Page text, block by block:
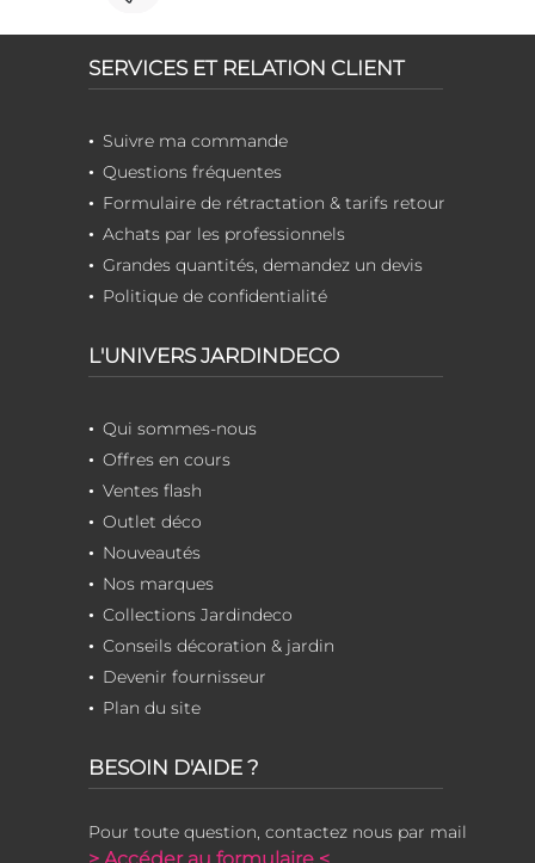
SERVICES ET RELATION CLIENT
Suivre ma commande
Questions fréquentes
Formulaire de rétractation & tarifs retour
Achats par les professionnels
Grandes quantités, demandez un devis
Politique de confidentialité
L'UNIVERS JARDINDECO
Qui sommes-nous
Offres en cours
Ventes flash
Outlet déco
Nouveautés
Nos marques
Collections Jardindeco
Conseils décoration & jardin
Devenir fournisseur
Plan du site
BESOIN D'AIDE ?
Pour toute question, contactez nous par mail